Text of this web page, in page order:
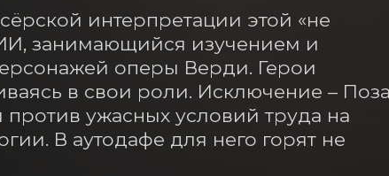
интерпретации этой «не
занимающийся изучением и
оперы Верди. Герои
в свои роли. Исключение – Поза
ужасных условий труда на
В аутодафе для него горят не